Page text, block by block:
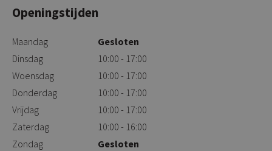
Openingstijden
Maandag
Gesloten
Dinsdag
10:00 - 17:00
Woensdag
10:00 - 17:00
Donderdag
10:00 - 17:00
Vrijdag
10:00 - 17:00
Zaterdag
10:00 - 16:00
Zondag
Gesloten